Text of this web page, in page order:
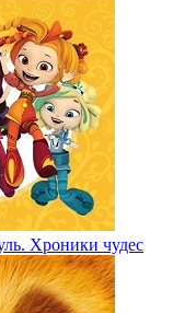
Хроники чудес